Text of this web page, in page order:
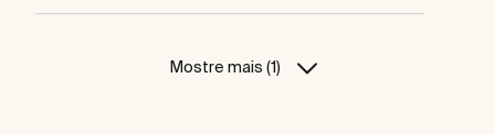
Mostre mais (1)